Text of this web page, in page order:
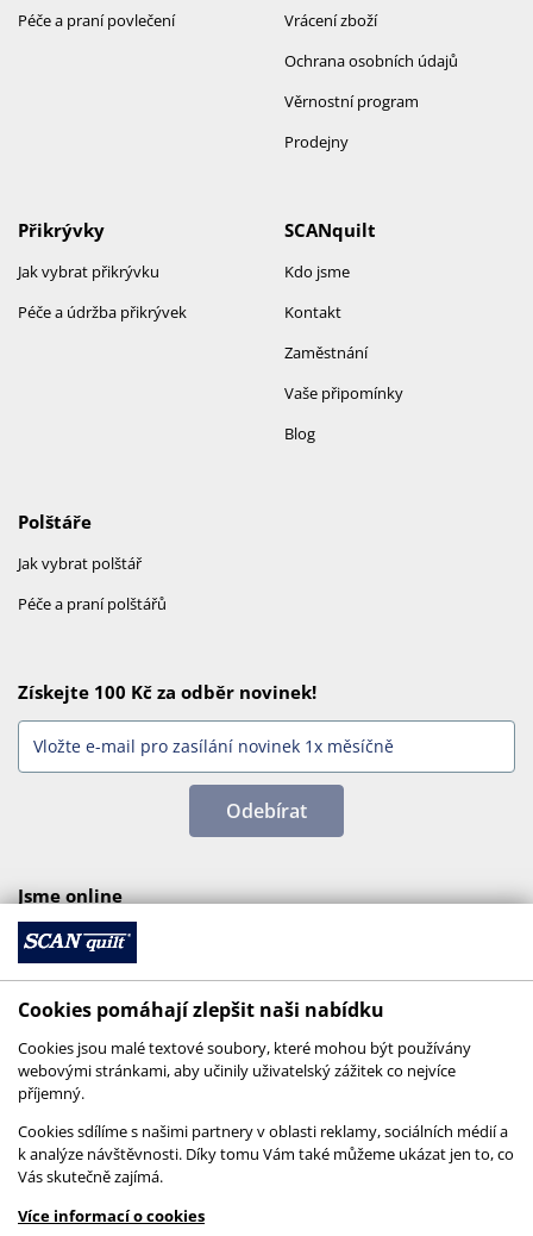
Péče a praní povlečení
Vrácení zboží
Ochrana osobních údajů
Věrnostní program
Prodejny
SCANquilt
Kdo jsme
Kontakt
Zaměstnání
Vaše připomínky
Blog
Přikrývky
Jak vybrat přikrývku
Péče a údržba přikrývek
Polštáře
Jak vybrat polštář
Péče a praní polštářů
Získejte 100 Kč za odběr novinek!
Odebírat
Jsme online
© 2026 SCANquilt - všechna práva vyhrazena
This site is protected by reCAPTCHA and the
Cookies pomáhají zlepšit naši nabídku
Cookies jsou malé textové soubory, které mohou být používány
webovými stránkami, aby učinily uživatelský zážitek co nejvíce
příjemný.
Cookies sdílíme s našimi partnery v oblasti reklamy, sociálních médií a
k analýze návštěvnosti. Díky tomu Vám také můžeme ukázat jen to, co
Vás skutečně zajímá.
Více informací o cookies